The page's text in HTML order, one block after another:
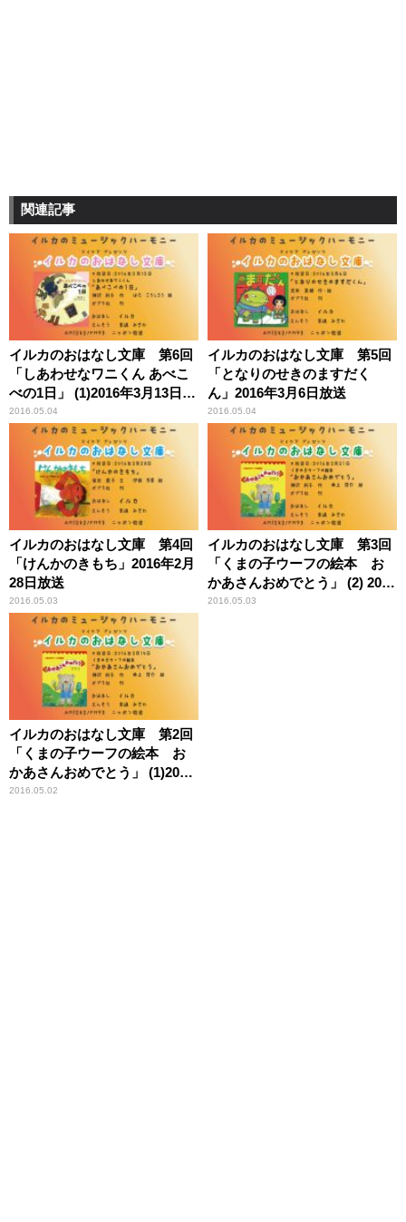
関連記事
イルカのおはなし文庫 第6回
「しあわせなワニくん あべこ
べの1日」 (1)2016年3月13日放
送
2016.05.04
イルカのおはなし文庫 第5回
「となりのせきのますだく
ん」2016年3月6日放送
2016.05.04
イルカのおはなし文庫 第4回
「けんかのきもち」2016年2月
28日放送
2016.05.03
イルカのおはなし文庫 第3回
「くまの子ウーフの絵本 お
かあさんおめでとう」 (2) 2016
年2月21日放送
2016.05.03
イルカのおはなし文庫 第2回
「くまの子ウーフの絵本 お
かあさんおめでとう」 (1)2016
年2月14日放送
2016.05.02